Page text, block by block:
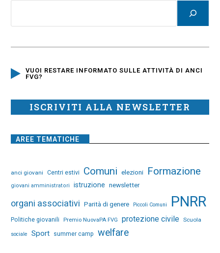
VUOI RESTARE INFORMATO SULLE ATTIVITÀ DI ANCI
FVG?
ISCRIVITI ALLA NEWSLETTER
AREE TEMATICHE
anci giovani Centri estivi Comuni elezioni Formazione
giovani amministratori istruzione newsletter
organi associativi Parità di genere Piccoli Comuni PNRR
Politiche giovanili Premio NuovaPA FVG protezione civile Scuola
sociale Sport summer camp welfare